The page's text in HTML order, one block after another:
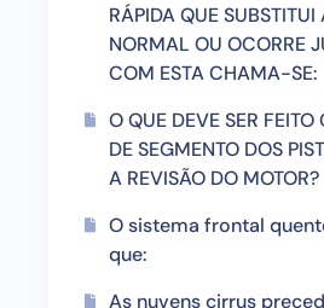
RÁPIDA QUE
NORMAL OU OCORRE
COM ESTA CHAMA-SE:
O QUE DEVE SER
DE SEGMENTO DOS
A REVISÃO DO MOTOR?
O sistema frontal
que:
As nuvens cirrus